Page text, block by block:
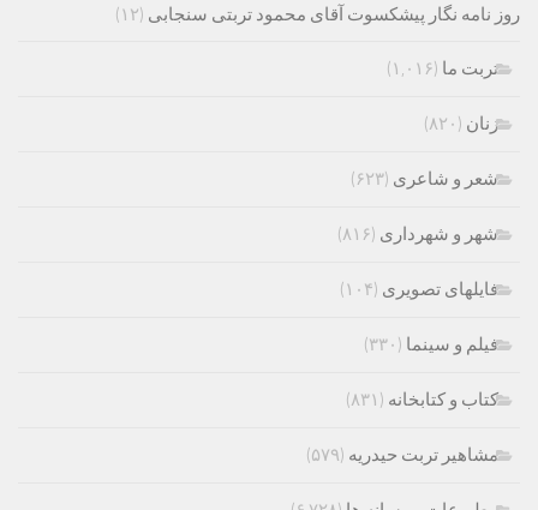
روز نامه نگار پیشکسوت آقای محمود تربتی سنجابی (۱۲)
تربت ما (۱,۰۱۶)
زنان (۸۲۰)
شعر و شاعری (۶۲۳)
شهر و شهرداری (۸۱۶)
فایلهای تصویری (۱۰۴)
فیلم و سینما (۳۳۰)
کتاب و کتابخانه (۸۳۱)
مشاهیر تربت حیدریه (۵۷۹)